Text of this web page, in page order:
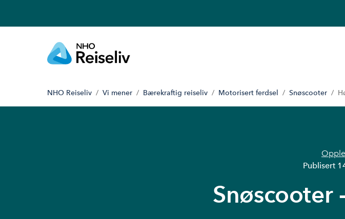
NHO Reiseliv Vi mener Bærekraftig reiseliv Motorisert ferdsel Snøscooter
Publisert
Snøscooter